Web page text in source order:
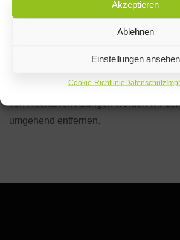
Akzeptieren
Ablehnen
Einstellungen ansehen
Cookie-RichtlinieDatenschutz
Soweit die Inhalte auf dieser Seite nicht
erstellt wurden, werden die
Insbesondere werden Inhalte Dritter als
um einen entsprechenden Hinweis. Bei
von Rechtsverletzungen werden wir
umgehend entfernen.